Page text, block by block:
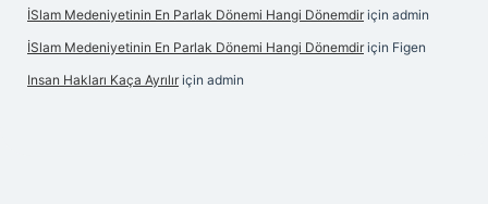
İSlam Medeniyetinin En Parlak Dönemi Hangi Dönemdir için admin
İSlam Medeniyetinin En Parlak Dönemi Hangi Dönemdir için Figen
Insan Hakları Kaça Ayrılır için admin